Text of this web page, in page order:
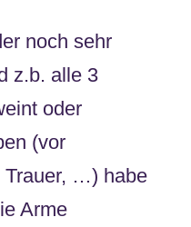
noch sehr
z.b. alle 3
oder
(vor
Trauer, …) habe
Arme